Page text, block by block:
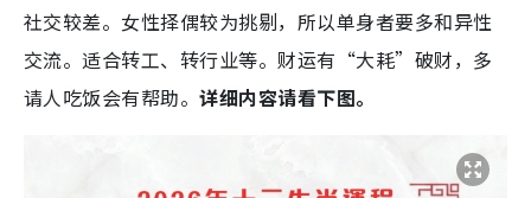
社交较差。女性择偶较为挑剔，所以单身者要多和异性
交流。适合转工、转行业等。财运有“大耗”破财，多
请人吃饭会有帮助。详细内容请看下图。